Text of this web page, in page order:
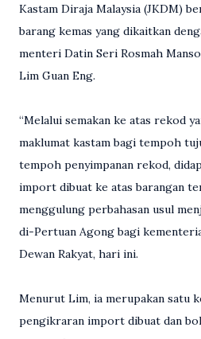
Kastam Diraja Malaysia (JKDM)
barang kemas yang dikaitkan
menteri Datin Seri Rosmah
Lim Guan Eng.
“Melalui semakan ke atas rekod
maklumat kastam bagi tempoh
tempoh penyimpanan rekod,
import dibuat ke atas barangan
menggulung perbahasan usul
di-Pertuan Agong bagi
Dewan Rakyat, hari ini.
Menurut Lim, ia merupakan satu
pengikraran import dibuat dan